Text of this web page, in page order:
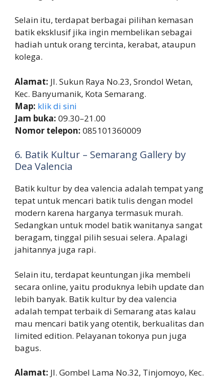
Selain itu, terdapat berbagai pilihan kemasan
batik eksklusif jika ingin membelikan sebagai
hadiah untuk orang tercinta, kerabat, ataupun
kolega.
Alamat: Jl. Sukun Raya No.23, Srondol Wetan,
Kec. Banyumanik, Kota Semarang.
Map: klik di sini
Jam buka: 09.30–21.00
Nomor telepon: 085101360009
6. Batik Kultur – Semarang Gallery by
Dea Valencia
Batik kultur by dea valencia adalah tempat yang
tepat untuk mencari batik tulis dengan model
modern karena harganya termasuk murah.
Sedangkan untuk model batik wanitanya sangat
beragam, tinggal pilih sesuai selera. Apalagi
jahitannya juga rapi.
Selain itu, terdapat keuntungan jika membeli
secara online, yaitu produknya lebih update dan
lebih banyak. Batik kultur by dea valencia
adalah tempat terbaik di Semarang atas kalau
mau mencari batik yang otentik, berkualitas dan
limited edition. Pelayanan tokonya pun juga
bagus.
Alamat: Jl. Gombel Lama No.32, Tinjomoyo, Kec.